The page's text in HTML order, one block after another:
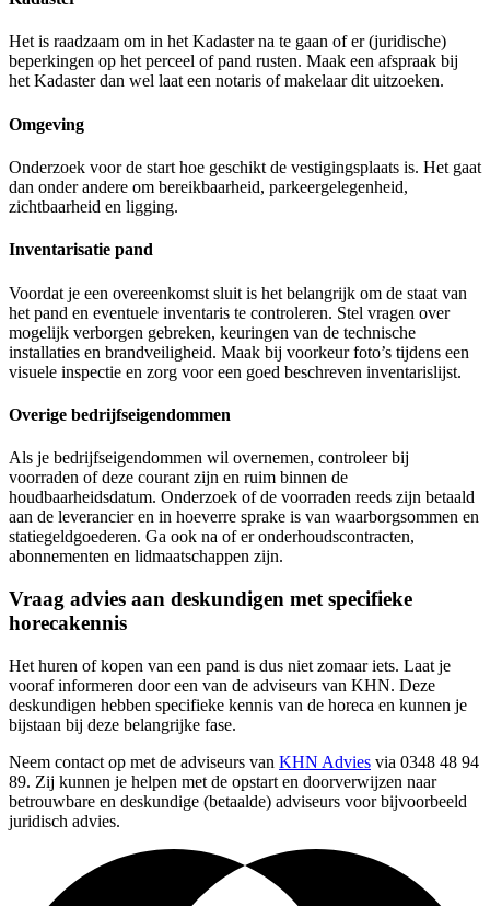
Het is raadzaam om in het Kadaster na te gaan of er (juridische)
beperkingen op het perceel of pand rusten. Maak een afspraak bij
het Kadaster dan wel laat een notaris of makelaar dit uitzoeken.
Omgeving
Onderzoek voor de start hoe geschikt de vestigingsplaats is. Het gaat
dan onder andere om bereikbaarheid, parkeergelegenheid,
zichtbaarheid en ligging.
Inventarisatie pand
Voordat je een overeenkomst sluit is het belangrijk om de staat van
het pand en eventuele inventaris te controleren. Stel vragen over
mogelijk verborgen gebreken, keuringen van de technische
installaties en brandveiligheid. Maak bij voorkeur foto’s tijdens een
visuele inspectie en zorg voor een goed beschreven inventarislijst.
Overige bedrijfseigendommen
Als je bedrijfseigendommen wil overnemen, controleer bij
voorraden of deze courant zijn en ruim binnen de
houdbaarheidsdatum. Onderzoek of de voorraden reeds zijn betaald
aan de leverancier en in hoeverre sprake is van waarborgsommen en
statiegeldgoederen. Ga ook na of er onderhoudscontracten,
abonnementen en lidmaatschappen zijn.
Vraag advies aan deskundigen met specifieke
horecakennis
Het huren of kopen van een pand is dus niet zomaar iets. Laat je
vooraf informeren door een van de adviseurs van KHN. Deze
deskundigen hebben specifieke kennis van de horeca en kunnen je
bijstaan bij deze belangrijke fase.
Neem contact op met de adviseurs van KHN Advies via 0348 48 94
89. Zij kunnen je helpen met de opstart en doorverwijzen naar
betrouwbare en deskundige (betaalde) adviseurs voor bijvoorbeeld
juridisch advies.